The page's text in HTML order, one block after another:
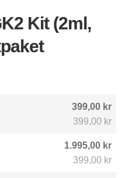
Kit (2ml,
399,00 kr
399,00 kr
1.995,00 kr
399,00 kr